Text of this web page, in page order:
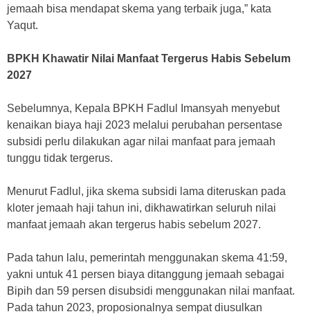
jemaah bisa mendapat skema yang terbaik juga,” kata
Yaqut.
BPKH Khawatir Nilai Manfaat Tergerus Habis Sebelum
2027
Sebelumnya, Kepala BPKH Fadlul Imansyah menyebut
kenaikan biaya haji 2023 melalui perubahan persentase
subsidi perlu dilakukan agar nilai manfaat para jemaah
tunggu tidak tergerus.
Menurut Fadlul, jika skema subsidi lama diteruskan pada
kloter jemaah haji tahun ini, dikhawatirkan seluruh nilai
manfaat jemaah akan tergerus habis sebelum 2027.
Pada tahun lalu, pemerintah menggunakan skema 41:59,
yakni untuk 41 persen biaya ditanggung jemaah sebagai
Bipih dan 59 persen disubsidi menggunakan nilai manfaat.
Pada tahun 2023, proposionalnya sempat diusulkan